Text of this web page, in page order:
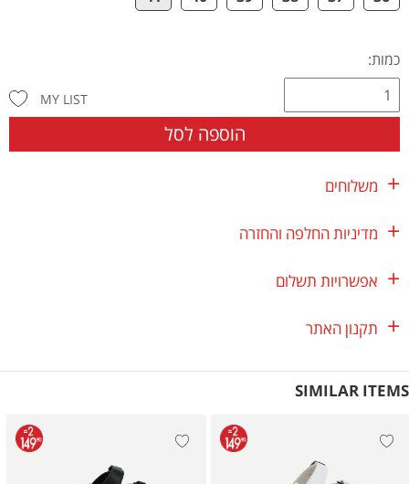
כמות:
הוספה לסל
MY LIST
משלוחים
מדיניות החלפה והחזרה
אפשרויות תשלום
תקנון האתר
SIMILAR ITEMS